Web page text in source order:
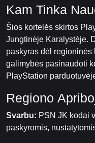
Kam Tinka
Šios kortelės skirtos
Jungtinėje Karalystėje.
paskyras dėl
galimybės pasinaudoti
PlayStation
Regiono
Svarbu: PSN JK kodai
paskyromis,